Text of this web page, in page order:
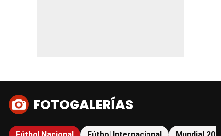
FOTOGALERÍAS